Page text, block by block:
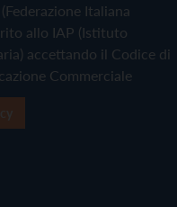
Italiana
allo IAP (Istituto
accettando il Codice di
Commerciale